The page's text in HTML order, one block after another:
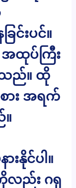
ြင်းပင်။
ထုပ်ကြီး
ည်။ ထို
း အရက်
။
နိုင်ပါ။
လည်း ဂရု